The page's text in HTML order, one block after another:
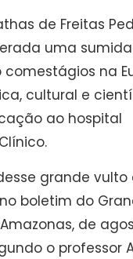
de Freitas
uma
na
cultural e
ao hospital
grande vulto
boletim do
de
o professor